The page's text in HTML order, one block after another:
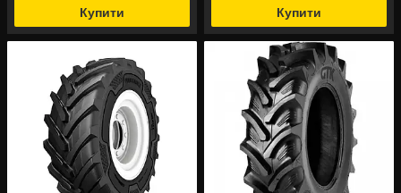
Купити Купити